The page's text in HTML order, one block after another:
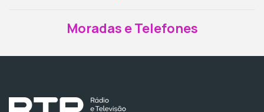
Moradas e Telefones